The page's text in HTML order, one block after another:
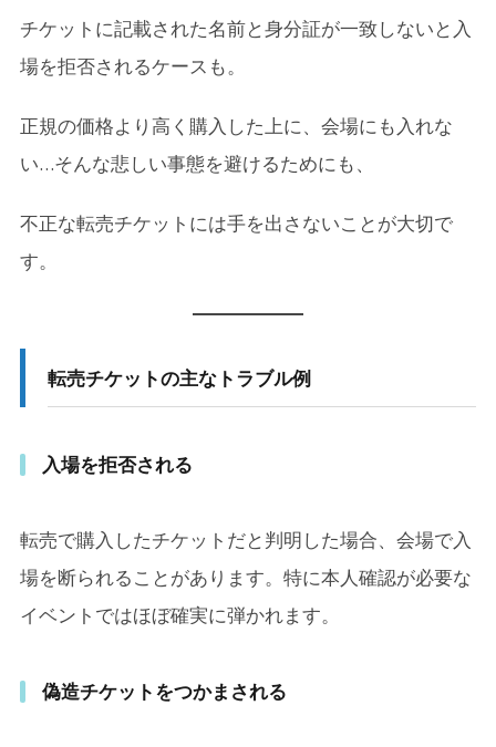
チケットに記載された名前と身分証が一致しないと入
場を拒否されるケースも。
正規の価格より高く購入した上に、会場にも入れな
い…そんな悲しい事態を避けるためにも、
不正な転売チケットには手を出さないことが大切で
す。
転売チケットの主なトラブル例
入場を拒否される
転売で購入したチケットだと判明した場合、会場で入
場を断られることがあります。特に本人確認が必要な
イベントではほぼ確実に弾かれます。
偽造チケットをつかまされる